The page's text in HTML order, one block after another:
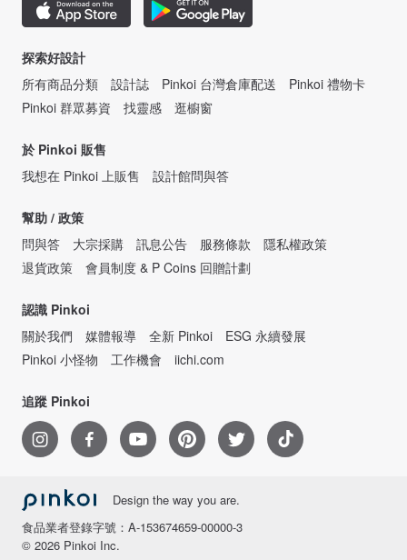
探索好設計
所有商品分類
設計誌 Pinkoi 台灣倉庫配送
Pinkoi 禮物卡
Pinkoi 群眾募資
找靈感 逛櫥窗
於 Pinkoi 販售
我想在 Pinkoi 上販售
設計館問與答
幫助 / 政策
問與答
大宗採購 訊息公告 服務條款
隱私權政策
退貨政策
會員制度 & P Coins 回贈計劃
認識 Pinkoi
關於我們
媒體報導 全新 Pinkoi
ESG 永續發展
Pinkoi 小怪物
工作機會 iichi.com
追蹤 Pinkoi
Design the way you are.
食品業者登錄字號：A-153674659-00000-3
© 2026 Pinkoi Inc.